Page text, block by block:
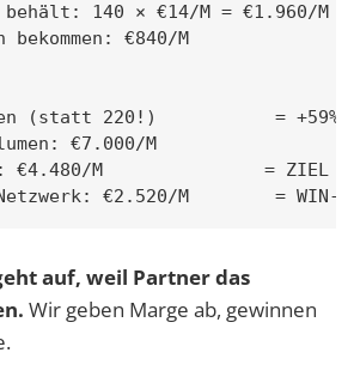
behält: 140 × €14/M = €1.960/M
bekommen: €840/M
(statt 220!)           = +59%
€7.000/M
€4.480/M               = ZIEL
auf, weil Partner das
Wir geben Marge ab, gewinnen